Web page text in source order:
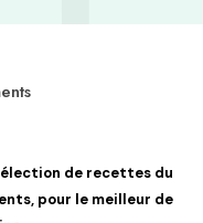
de recettes du
pour le meilleur de